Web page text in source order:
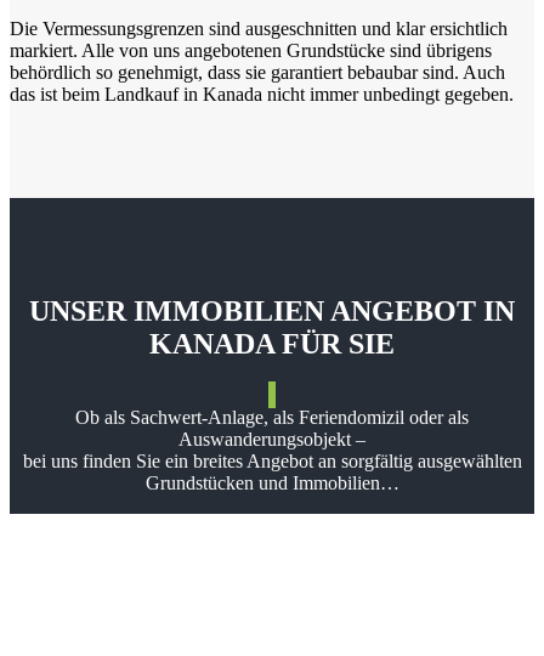
Die Vermessungsgrenzen sind ausgeschnitten und klar ersichtlich
markiert. Alle von uns angebotenen Grundstücke sind übrigens
behördlich so genehmigt, dass sie garantiert bebaubar sind. Auch
das ist beim Landkauf in Kanada nicht immer unbedingt gegeben.
UNSER IMMOBILIEN ANGEBOT IN
KANADA FÜR SIE
Ob als Sachwert-Anlage, als Feriendomizil oder als
Auswanderungsobjekt –
bei uns finden Sie ein breites Angebot an sorgfältig ausgewählten
Grundstücken und Immobilien…